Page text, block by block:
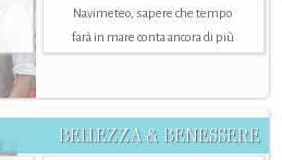
Navimeteo, sapere che tempo
farà in mare conta ancora di più
BELLEZZA & BENESSERE